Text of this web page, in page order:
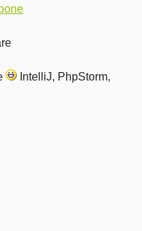
IntelliJ, PhpStorm,